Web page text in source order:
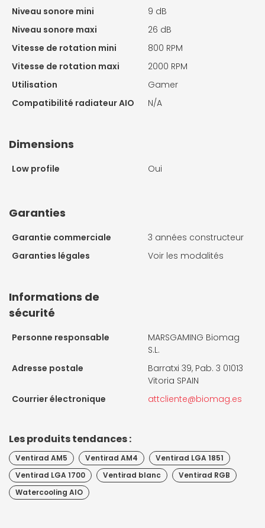
Niveau sonore mini
9 dB
Niveau sonore maxi
26 dB
Vitesse de rotation mini
800 RPM
Vitesse de rotation maxi
2000 RPM
Utilisation
Gamer
Compatibilité radiateur AIO
N/A
Dimensions
Low profile Oui
Garanties
Garantie commerciale
3 années constructeur
Garanties légales
Voir les modalités
Informations de
sécurité
Personne responsable
MARSGAMING Biomag
S.L.
Adresse postale
Barratxi 39, Pab. 3 01013
Vitoria SPAIN
Courrier électronique
attcliente@biomag.es
Les produits tendances :
Ventirad AM5 Ventirad AM4
Ventirad LGA 1851
Ventirad LGA 1700
Ventirad blanc
Ventirad RGB
Watercooling AIO